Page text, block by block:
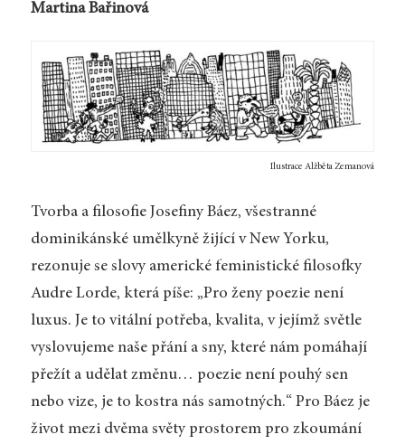
Martina Bařinová
Ilustrace Alžběta Zemanová
Tvorba a filosofie Josefiny Báez, všestranné
dominikánské umělkyně žijící v New Yorku,
rezonuje se slovy americké feministické filosofky
Audre Lorde, která píše: „Pro ženy poezie není
luxus. Je to vitální potřeba, kvalita, v jejímž světle
vyslovujeme naše přání a sny, které nám pomáhají
přežít a udělat změnu… poezie není pouhý sen
nebo vize, je to kostra nás samotných.“ Pro Báez je
život mezi dvěma světy prostorem pro zkoumání